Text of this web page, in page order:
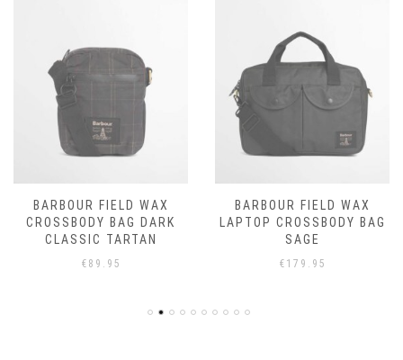
BARBOUR FIELD WAX
CROSSBODY BAG DARK
CLASSIC TARTAN
€ 89.95
BARBOUR FIELD WAX
LAPTOP CROSSBODY BAG
SAGE
€ 179.95